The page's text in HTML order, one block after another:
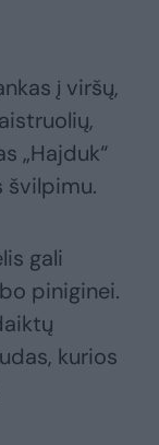
į viršų,
„Hajduk“
švilpimu.
gali
piniginei.
kurios